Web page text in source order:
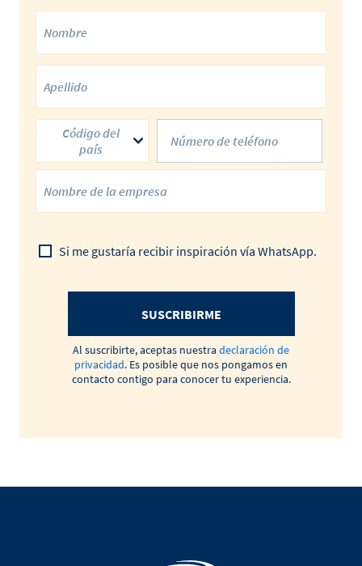
Código del
país
Si me gustaría recibir inspiración vía WhatsApp.
SUSCRIBIRME
Al suscribirte, aceptas nuestra declaración de
privacidad. Es posible que nos pongamos en
contacto contigo para conocer tu experiencia.